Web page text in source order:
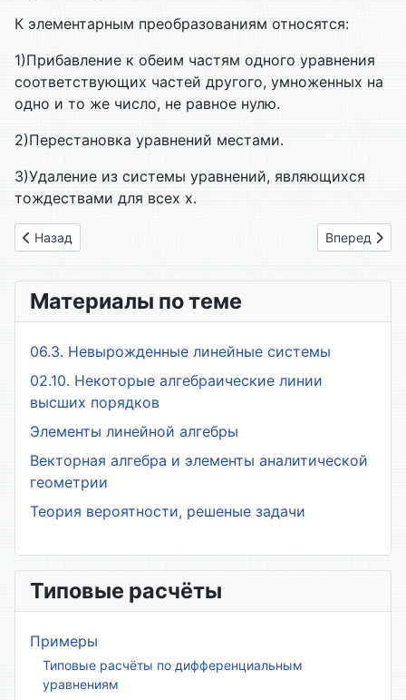
К элементарным преобразованиям относятся:
1)Прибавление к обеим частям одного уравнения
соответствующих частей другого, умноженных на
одно и то же число, не равное нулю.
2)Перестановка уравнений местами.
3)Удаление из системы уравнений, являющихся
тождествами для всех х.
Предыдущий: 14. Решение произвольных систем линейных
Назад Следующий:
Вперед
Материалы по теме
06.3. Невырожденные линейные системы
02.10. Некоторые алгебраические линии
высших порядков
Элементы линейной алгебры
Векторная алгебра и элементы аналитической
геометрии
Теория вероятности, решеные задачи
Типовые расчёты
Примеры
Типовые расчёты по дифференциальным
уравнениям